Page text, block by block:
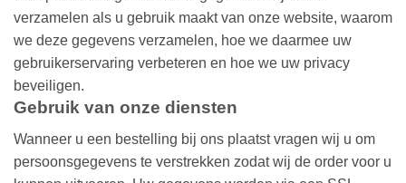
verzamelen als u gebruik maakt van onze website, waarom
we deze gegevens verzamelen, hoe we daarmee uw
gebruikerservaring verbeteren en hoe we uw privacy
beveiligen.
Gebruik van onze diensten
Wanneer u een bestelling bij ons plaatst vragen wij u om
persoonsgegevens te verstrekken zodat wij de order voor u